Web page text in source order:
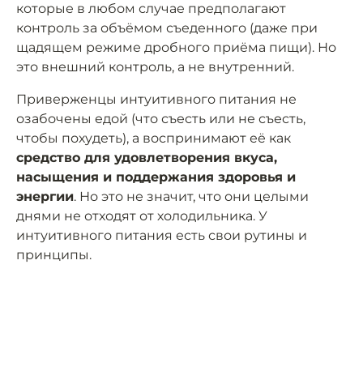
которые в любом случае предполагают
контроль за объёмом съеденного (даже при
щадящем режиме дробного приёма пищи). Но
это внешний контроль, а не внутренний.
Приверженцы интуитивного питания не
озабочены едой (что съесть или не съесть,
чтобы похудеть), а воспринимают её как
средство для удовлетворения вкуса,
насыщения и поддержания здоровья и
энергии. Но это не значит, что они целыми
днями не отходят от холодильника. У
интуитивного питания есть свои рутины и
принципы.